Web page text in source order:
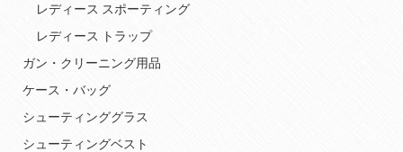
レディース スポーティング
レディース トラップ
ガン・クリーニング用品
ケース・バッグ
シューティンググラス
シューティングベスト